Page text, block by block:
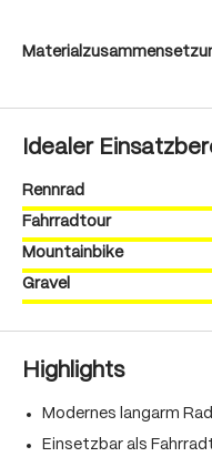
Idealer
Rennrad
Fahrradtour
Mountainbike
Gravel
Highlights
Modernes langarm
Einsetzbar als